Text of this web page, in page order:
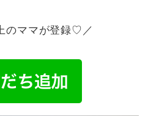
のママが登録♡／